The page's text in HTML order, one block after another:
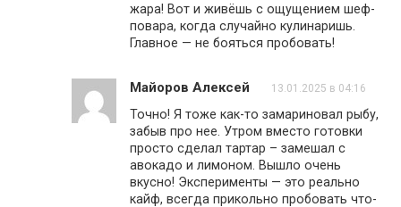
жара! Вот и живёшь с ощущением шеф-
повара, когда случайно кулинаришь.
Главное — не бояться пробовать!
Майоров Алексей 13.01.2025 в 04:16
Точно! Я тоже как-то замариновал рыбу,
забыв про нее. Утром вместо готовки
просто сделал тартар – замешал с
авокадо и лимоном. Вышло очень
вкусно! Эксперименты — это реально
кайф, всегда прикольно пробовать что-